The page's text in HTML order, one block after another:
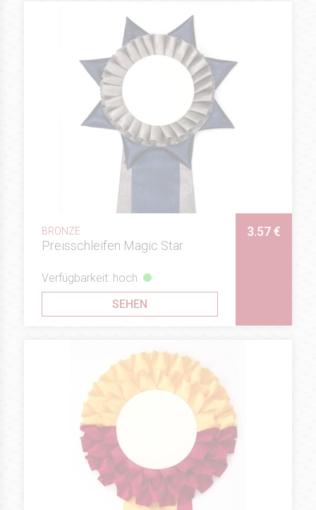
BRONZE
Preisschleifen Magic Star
3.57 €
Verfügbarkeit: hoch
SEHEN